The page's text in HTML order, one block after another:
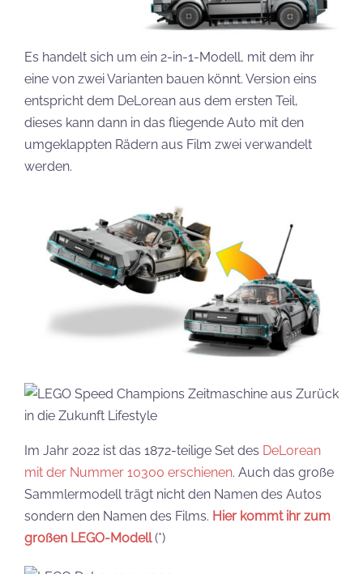
Es handelt sich um ein 2-in-1-Modell, mit dem ihr
eine von zwei Varianten bauen könnt. Version eins
entspricht dem DeLorean aus dem ersten Teil,
dieses kann dann in das fliegende Auto mit den
umgeklappten Rädern aus Film zwei verwandelt
werden.
Im Jahr 2022 ist das 1872-teilige Set des DeLorean
mit der Nummer 10300 erschienen. Auch das große
Sammlermodell trägt nicht den Namen des Autos
sondern den Namen des Films. Hier kommt ihr zum
großen LEGO-Modell(*)